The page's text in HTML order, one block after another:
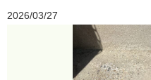
2026/03/27